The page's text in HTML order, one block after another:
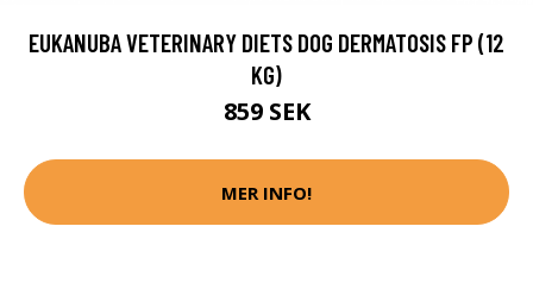
EUKANUBA VETERINARY DIETS DOG DERMATOSIS FP (12
KG)
859 SEK
MER INFO!